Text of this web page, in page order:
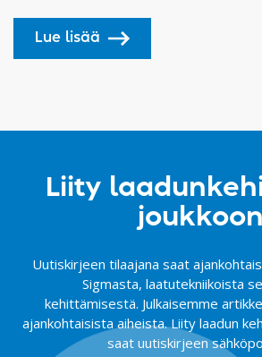
Lue lisää
Liity
joukkoon
Uutiskirjeen tilaajana saat
Sigmasta, laatutekniikoista
kehittämisestä. Julkaisemme
ajankohtaisista aiheista. Liity laadun
saat uutiskirjeen